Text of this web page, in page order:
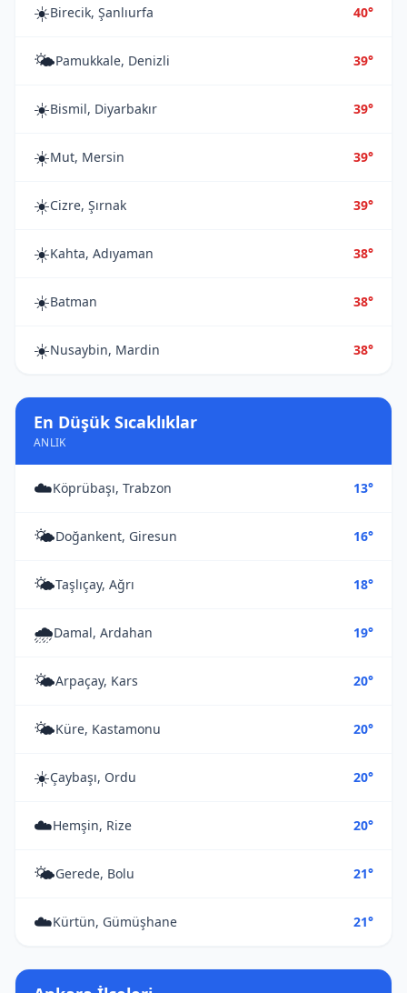
☀️Birecik, Şanlıurfa 40°
🌤️Pamukkale, Denizli 39°
☀️Bismil, Diyarbakır 39°
☀️Mut, Mersin 39°
☀️Cizre, Şırnak 39°
☀️Kahta, Adıyaman 38°
☀️Batman 38°
☀️Nusaybin, Mardin 38°
En Düşük Sıcaklıklar
ANLIK
☁️Köprübaşı, Trabzon 13°
🌤️Doğankent, Giresun 16°
🌤️Taşlıçay, Ağrı 18°
🌧️Damal, Ardahan 19°
🌤️Arpaçay, Kars 20°
🌤️Küre, Kastamonu 20°
☀️Çaybaşı, Ordu 20°
☁️Hemşin, Rize 20°
🌤️Gerede, Bolu 21°
☁️Kürtün, Gümüşhane 21°